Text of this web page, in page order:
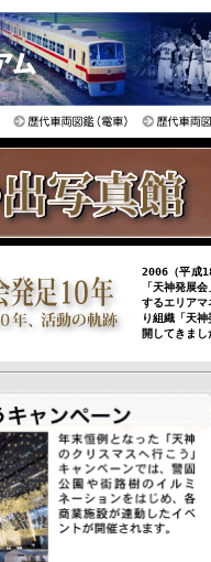
2006（平成
「天神発展
するエリア
り組織「天
開してきま